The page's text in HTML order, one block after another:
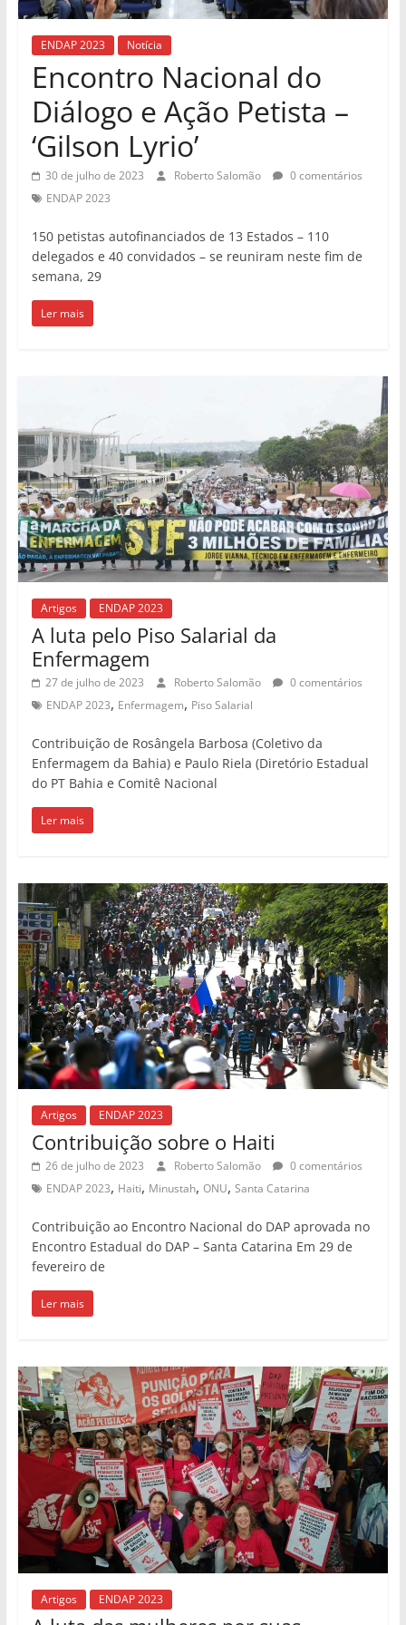
ENDAP 2023 Notícia
Encontro Nacional do
Diálogo e Ação Petista –
‘Gilson Lyrio’
30 de julho de 2023 Roberto Salomão
0 comentários
ENDAP 2023
150 petistas autofinanciados de 13 Estados – 110
delegados e 40 convidados – se reuniram neste fim de
semana, 29
Ler mais
Artigos ENDAP 2023
A luta pelo Piso Salarial da
Enfermagem
27 de julho de 2023 Roberto Salomão
0 comentários
ENDAP 2023, Enfermagem, Piso Salarial
Contribuição de Rosângela Barbosa (Coletivo da
Enfermagem da Bahia) e Paulo Riela (Diretório Estadual
do PT Bahia e Comitê Nacional
Ler mais
Artigos ENDAP 2023
Contribuição sobre o Haiti
26 de julho de 2023 Roberto Salomão
0 comentários
ENDAP 2023, Haiti, Minustah, ONU, Santa Catarina
Contribuição ao Encontro Nacional do DAP aprovada no
Encontro Estadual do DAP – Santa Catarina Em 29 de
fevereiro de
Ler mais
Artigos ENDAP 2023